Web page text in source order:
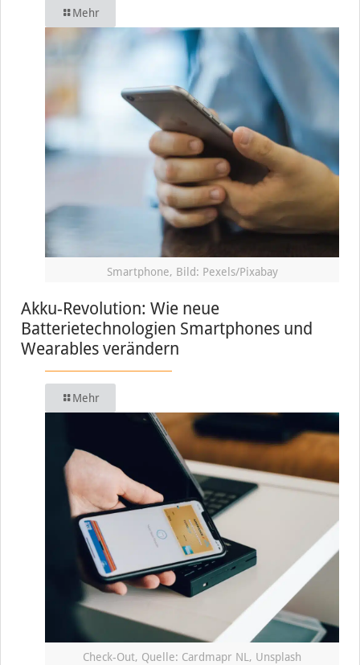
Mehr
Smartphone, Bild: Pexels/Pixabay
Akku-Revolution: Wie neue
Batterietechnologien Smartphones und
Wearables verändern
Mehr
Check-Out, Quelle: Cardmapr NL, Unsplash